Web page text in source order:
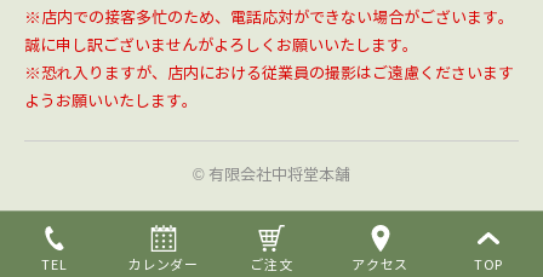
TEL カレンダー ご注文 アクセス TOP
※店内での接客多忙のため、電話応対ができない場合がございます。
誠に申し訳ございませんがよろしくお願いいたします。
※恐れ入りますが、店内における従業員の撮影はご遠慮くださいます
ようお願いいたします。
© 有限会社中将堂本舗